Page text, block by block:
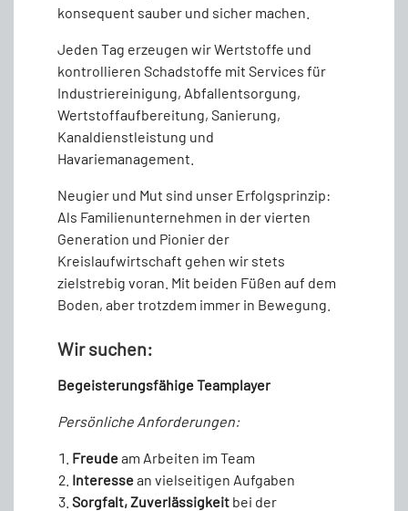
konsequent sauber und sicher machen.
Jeden Tag erzeugen wir Wertstoffe und
kontrollieren Schadstoffe mit Services für
Industriereinigung, Abfallentsorgung,
Wertstoffaufbereitung, Sanierung,
Kanaldienstleistung und
Havariemanagement.
Neugier und Mut sind unser Erfolgsprinzip:
Als Familienunternehmen in der vierten
Generation und Pionier der
Kreislaufwirtschaft gehen wir stets
zielstrebig voran. Mit beiden Füßen auf dem
Boden, aber trotzdem immer in Bewegung.
Wir suchen:
Begeisterungsfähige Teamplayer
Persönliche Anforderungen:
Freudeam Arbeiten im Team
Interessean vielseitigen Aufgaben
Sorgfalt, Zuverlässigkeit bei der